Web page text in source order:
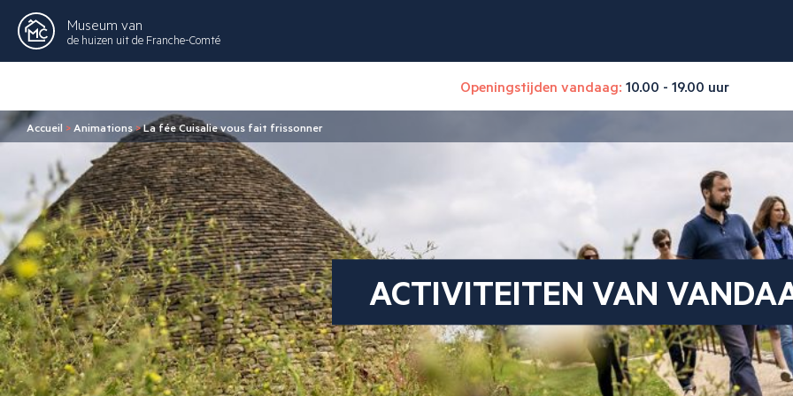
Museum van
de huizen uit de Franche-Comté
Openingstijden vandaag: 10.00 - 19.00 uur
Accueil > Animations>La fée Cuisalie vous fait frissonner
ACTIVITEITEN VAN